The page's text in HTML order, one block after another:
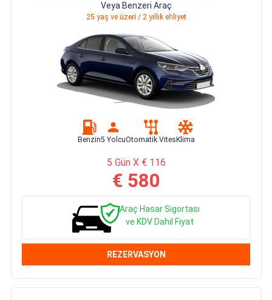
Veya Benzeri Araç
25 yaş ve üzeri / 2 yıllık ehliyet
Benzin5 YolcuOtomatik VitesKlima
5 Gün X € 116
€ 580
Araç Hasar Sigortası
ve KDV Dahil Fiyat
REZERVASYON